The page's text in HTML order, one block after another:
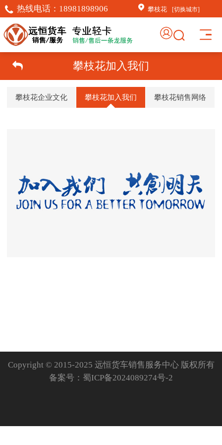
热线电话： 18981898906 攀枝花 [切换城市]
攀枝花加入我们
攀枝花企业文化 攀枝花加入我们 攀枝花销售网络
Copyright © 2015-2025 远恒货车销售服务中心 版权所有
备案号： 蜀ICP备2024089274号-2